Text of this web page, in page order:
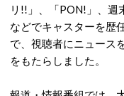
リ!!」、「PON!」、週
などでキャスターを歴
で、視聴者にニュース
をもたらしました。